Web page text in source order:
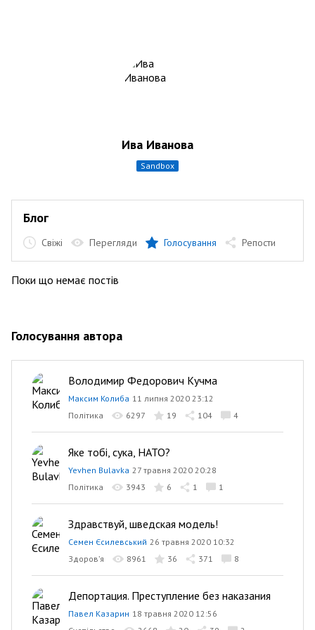
Ива Иванова
sandbox
Блог
Свіжі Перегляди Голосування Репости
Поки що немає постів
Голосування автора
Володимир Федорович Кучма
Максим Колиба 11 липня 2020 23:12
Політика
6297 19 104 4
Яке тобі, сука, НАТО?
Yevhen Bulavka 27 травня 2020 20:28
Політика
3943 6 1 1
Здравствуй, шведская модель!
Семен Єсилевський 26 травня 2020 10:32
Здоров’я
8961 36 371 8
Депортация. Преступление без наказания
Павел Казарин 18 травня 2020 12:56